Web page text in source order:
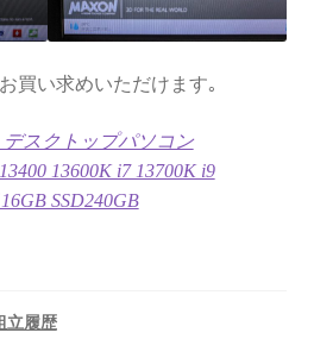
買い求めいただけます｡
スクトップパソコン
13600K i7 13700K i9
SSD240GB
立履歴